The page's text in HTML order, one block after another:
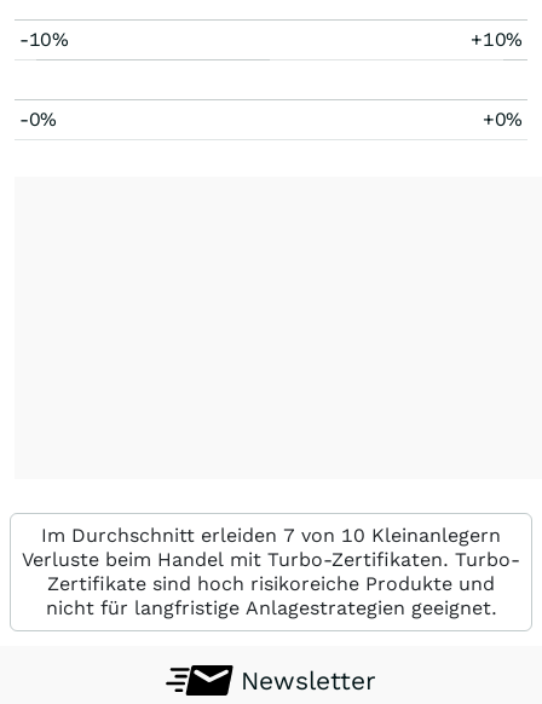
-10% +10%
-0% +0%
Im Durchschnitt erleiden 7 von 10 Kleinanlegern
Verluste beim Handel mit Turbo-Zertifikaten. Turbo-
Zertifikate sind hoch risikoreiche Produkte und
nicht für langfristige Anlagestrategien geeignet.
Newsletter